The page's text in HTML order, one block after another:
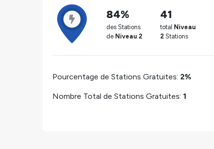
84%
des Stations
de Niveau 2
41
total Niveau
2 Stations
Pourcentage de Stations Gratuites: 2%
Nombre Total de Stations Gratuites: 1